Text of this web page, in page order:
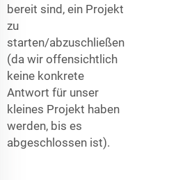
bereit sind, ein Projekt
zu
starten/abzuschließen
(da wir offensichtlich
keine konkrete
Antwort für unser
kleines Projekt haben
werden, bis es
abgeschlossen ist).